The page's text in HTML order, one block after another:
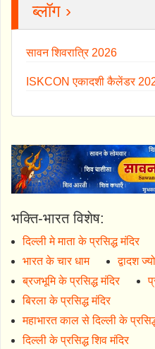
ब्लॉग ›
सावन शिवरात्रि 2026
ISKCON एकादशी कैलेंडर
भक्ति-भारत विशेष:
दिल्ली मे माता के प्रसिद्ध मंदिर
भारत के चार धाम
द्वादश
ब्रजभूमि के प्रसिद्ध मंदिर
बिरला के प्रसिद्ध मंदिर
महाभारत काल से दिल्ली के
दिल्ली के प्रसिद्ध शिव मंदिर